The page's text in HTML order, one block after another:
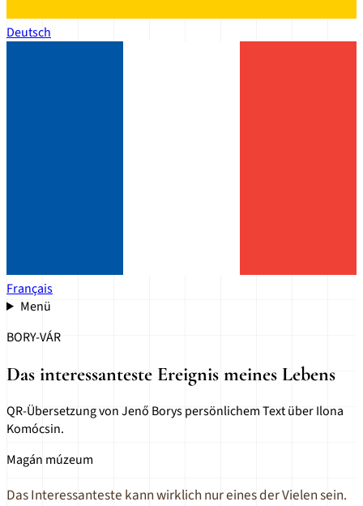
Deutsch
Français
Menü
BORY-VÁR
Das interessanteste Ereignis meines Lebens
QR-Übersetzung von Jenő Borys persönlichem Text über Ilona
Komócsin.
Magán múzeum
Das Interessanteste kann wirklich nur eines der Vielen sein.